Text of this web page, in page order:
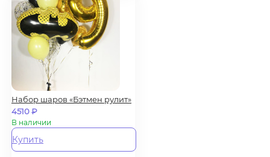
Набор шаров «Бэтмен рулит»
4510₽
В наличии
Купить